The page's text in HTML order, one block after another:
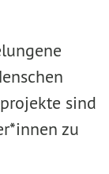
sind
zu